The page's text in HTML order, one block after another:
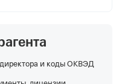
директора и коды ОКВЭД